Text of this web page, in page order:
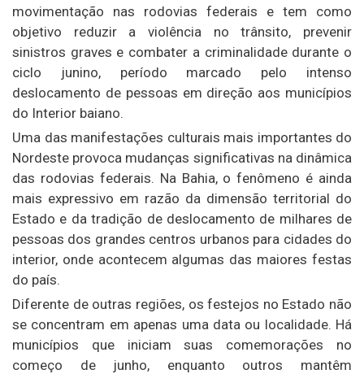
movimentação nas rodovias federais e tem como
objetivo reduzir a violência no trânsito, prevenir
sinistros graves e combater a criminalidade durante o
ciclo junino, período marcado pelo intenso
deslocamento de pessoas em direção aos municípios
do Interior baiano.
Uma das manifestações culturais mais importantes do
Nordeste provoca mudanças significativas na dinâmica
das rodovias federais. Na Bahia, o fenômeno é ainda
mais expressivo em razão da dimensão territorial do
Estado e da tradição de deslocamento de milhares de
pessoas dos grandes centros urbanos para cidades do
interior, onde acontecem algumas das maiores festas
do país.
Diferente de outras regiões, os festejos no Estado não
se concentram em apenas uma data ou localidade. Há
municípios que iniciam suas comemorações no
começo de junho, enquanto outros mantêm